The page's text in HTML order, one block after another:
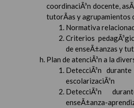
coordinaciÃ³n docente,
tutorÃ­as y agrupamientos
Normativa
Criterios
de enseÃ±anzas y
Plan de atenciÃ³n a la
DetecciÃ³n
escolarizaciÃ³n
DetecciÃ³n
enseÃ±anza-